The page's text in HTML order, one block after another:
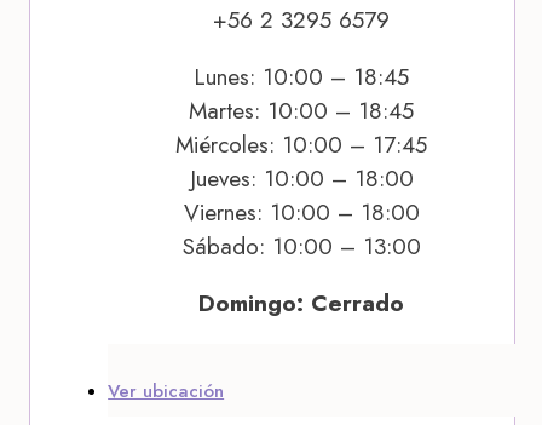
+56 2 3295 6579
Lunes: 10:00 – 18:45
Martes: 10:00 – 18:45
Miércoles: 10:00 – 17:45
Jueves: 10:00 – 18:00
Viernes: 10:00 – 18:00
Sábado: 10:00 – 13:00
Domingo: Cerrado
Ver ubicación